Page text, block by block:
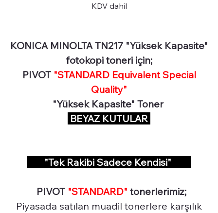
KDV dahil
KONICA MINOLTA TN217 "Yüksek Kapasite"
fotokopi toneri için;
PIVOT "STANDARD Equivalent Special
Quality"
"Yüksek Kapasite" Toner
BEYAZ KUTULAR
"Tek Rakibi Sadece Kendisi"
PIVOT "STANDARD" tonerlerimiz;
Piyasada satılan muadil tonerlere karşılık